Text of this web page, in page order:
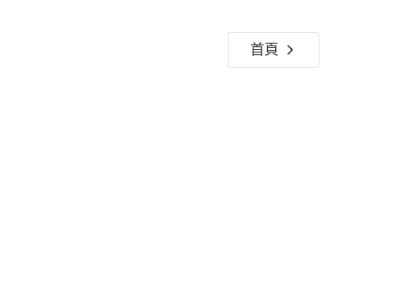
首頁